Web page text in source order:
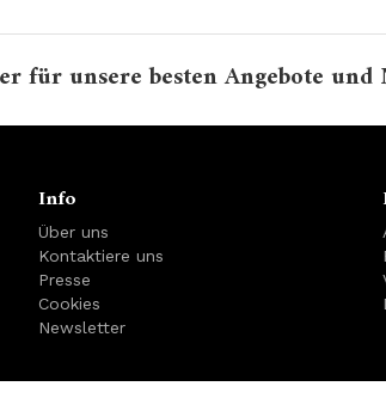
für unsere besten Angebote und
Info
Über uns
Kontaktiere uns
Presse
Cookies
Newsletter